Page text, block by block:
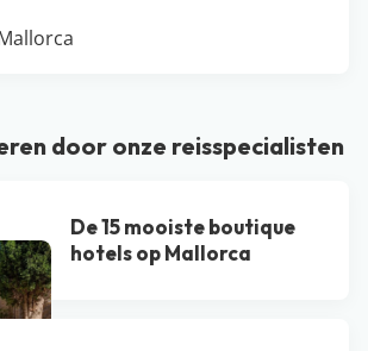
door onze reisspecialisten
De 15 mooiste boutique
hotels op Mallorca